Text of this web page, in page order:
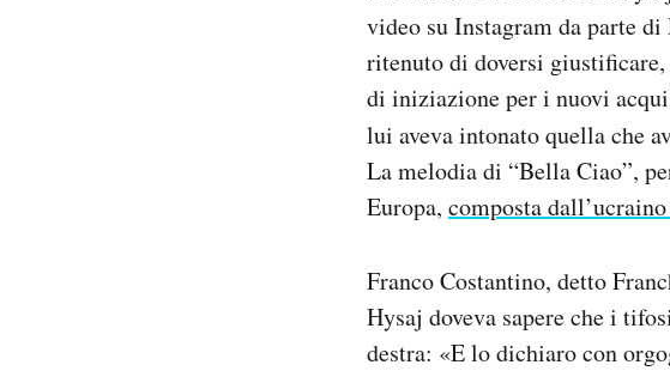
video su Instagram da parte
ritenuto di doversi
di iniziazione per i nuovi
lui aveva intonato quella che
La melodia di “Bella Ciao”,
Europa, composta
Franco Costantino, detto
Hysaj doveva sapere che i
destra: «E lo dichiaro con